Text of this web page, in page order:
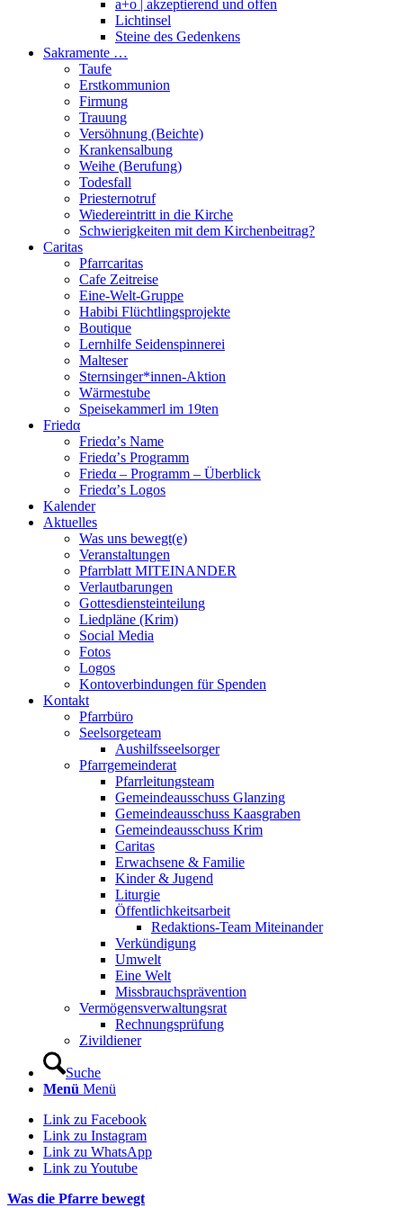
a+o | akzeptierend und offen
Lichtinsel
Steine des Gedenkens
Sakramente …
Taufe
Erstkommunion
Firmung
Trauung
Versöhnung (Beichte)
Krankensalbung
Weihe (Berufung)
Todesfall
Priesternotruf
Wiedereintritt in die Kirche
Schwierigkeiten mit dem Kirchenbeitrag?
Caritas
Pfarrcaritas
Cafe Zeitreise
Eine-Welt-Gruppe
Habibi Flüchtlingsprojekte
Boutique
Lernhilfe Seidenspinnerei
Malteser
Sternsinger*innen-Aktion
Wärmestube
Speisekammerl im 19ten
Friedα
Friedα’s Name
Friedα’s Programm
Friedα – Programm – Überblick
Friedα’s Logos
Kalender
Aktuelles
Was uns bewegt(e)
Veranstaltungen
Pfarrblatt MITEINANDER
Verlautbarungen
Gottesdiensteinteilung
Liedpläne (Krim)
Social Media
Fotos
Logos
Kontoverbindungen für Spenden
Kontakt
Pfarrbüro
Seelsorgeteam
Aushilfsseelsorger
Pfarrgemeinderat
Pfarrleitungsteam
Gemeindeausschuss Glanzing
Gemeindeausschuss Kaasgraben
Gemeindeausschuss Krim
Caritas
Erwachsene & Familie
Kinder & Jugend
Liturgie
Öffentlichkeitsarbeit
Redaktions-Team Miteinander
Verkündigung
Umwelt
Eine Welt
Missbrauchsprävention
Vermögensverwaltungsrat
Rechnungsprüfung
Zivildiener
Suche
Menü Menü
Link zu Facebook
Link zu Instagram
Link zu WhatsApp
Link zu Youtube
Was die Pfarre bewegt